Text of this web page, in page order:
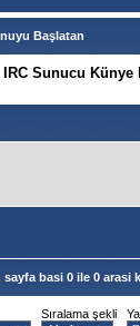
Başlatan
IRC Sunucu Künye
basi 0 ile 0 arasi
Sıralama şekli